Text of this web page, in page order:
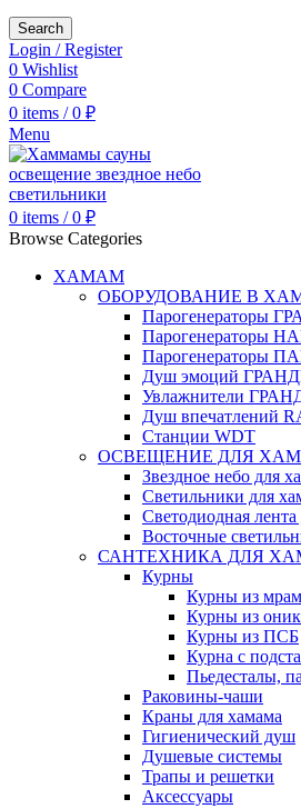
Search
Login / Register
0 Wishlist
0 Compare
0 items / 0 ₽
Menu
0 items / 0 ₽
Browse Categories
ХАМАМ
ОБОРУДОВАНИЕ В
Парогенераторы
Парогенераторы
Парогенераторы
Душ эмоций
Увлажнители
Душ впечатлений
Станции WDT
ОСВЕЩЕНИЕ ДЛЯ
Звездное небо для
Светильники для
Светодиодная
Восточные
САНТЕХНИКА ДЛЯ
Курны
Курны из
Курны из
Курны из ПСБ
Курна с
Пьедесталы,
Раковины-чаши
Краны для хамама
Гигиенический душ
Душевые системы
Трапы и решетки
Аксессуары